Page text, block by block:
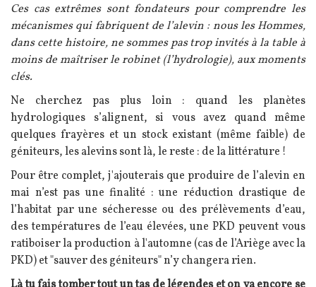
Ces cas extrêmes sont fondateurs pour comprendre les
mécanismes qui fabriquent de l’alevin : nous les Hommes,
dans cette histoire, ne sommes pas trop invités à la table à
moins de maîtriser le robinet (l’hydrologie), aux moments
clés.
Ne cherchez pas plus loin : quand les planètes
hydrologiques s’alignent, si vous avez quand même
quelques frayères et un stock existant (même faible) de
géniteurs, les alevins sont là, le reste : de la littérature !
Pour être complet, j'ajouterais que produire de l’alevin en
mai n’est pas une finalité : une réduction drastique de
l’habitat par une sécheresse ou des prélèvements d’eau,
des températures de l’eau élevées, une PKD peuvent vous
ratiboiser la production à l'automne (cas de l’Ariège avec la
PKD) et "sauver des géniteurs" n’y changera rien.